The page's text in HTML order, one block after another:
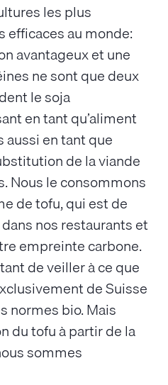
les plus
au monde:
avantageux et une
ne sont que deux
le soja
en tant qu’aliment
aussi en tant que
de la viande
Nous le consommons
de tofu, qui est de
nos restaurants et
empreinte carbone.
de veiller à ce que
de Suisse
normes bio. Mais
du tofu à partir de la
sommes